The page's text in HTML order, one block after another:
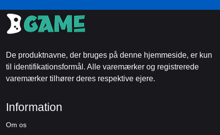
De produktnavne, der bruges på denne hjemmeside, er kun
til identifikationsformål. Alle varemærker og registrerede
varemærker tilhører deres respektive ejere.
Information
Om os